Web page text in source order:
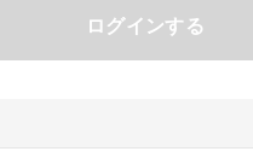
ログインする